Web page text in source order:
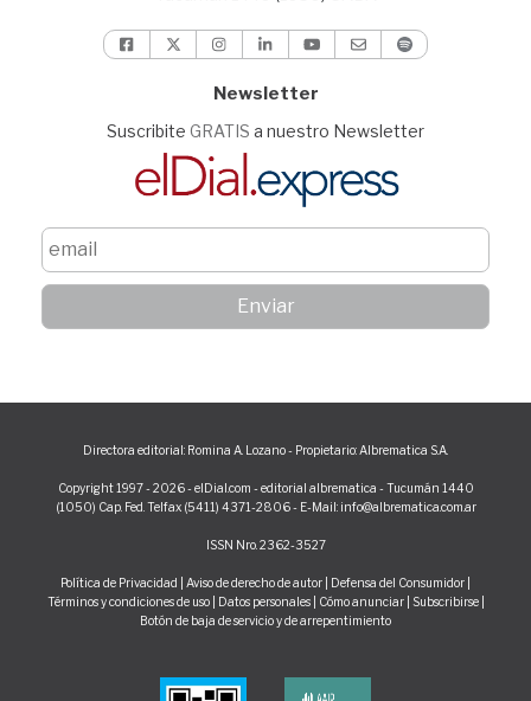
Newsletter
Suscribite GRATIS a nuestro Newsletter
Directora editorial: Romina A. Lozano - Propietario: Albrematica S.A.
Copyright 1997 - 2026 - elDial.com - editorial albrematica - Tucumán 1440
(1050) Cap. Fed. Telfax (5411) 4371-2806 - E-Mail: info@albrematica.com.ar
ISSN Nro. 2362-3527
Política de Privacidad Aviso de derecho de autor Defensa del Consumidor
Términos y condiciones de uso| Datos personales| Cómo anunciar| Subscribirse
Botón de baja de servicio y de arrepentimiento